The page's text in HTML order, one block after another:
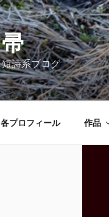
帚
短詩系ブログ
各プロフィール 作品